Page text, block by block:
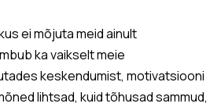
ei mõjuta meid ainult
ka vaikselt meie
keskendumist, motivatsiooni
lihtsad, kuid tõhusad sammud,